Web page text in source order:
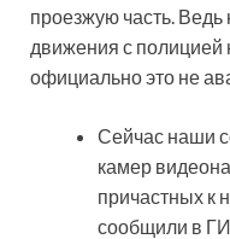
проезжую часть.
движения с полицией
официально это не
Сейчас наши
камер
причастных к
сообщили в